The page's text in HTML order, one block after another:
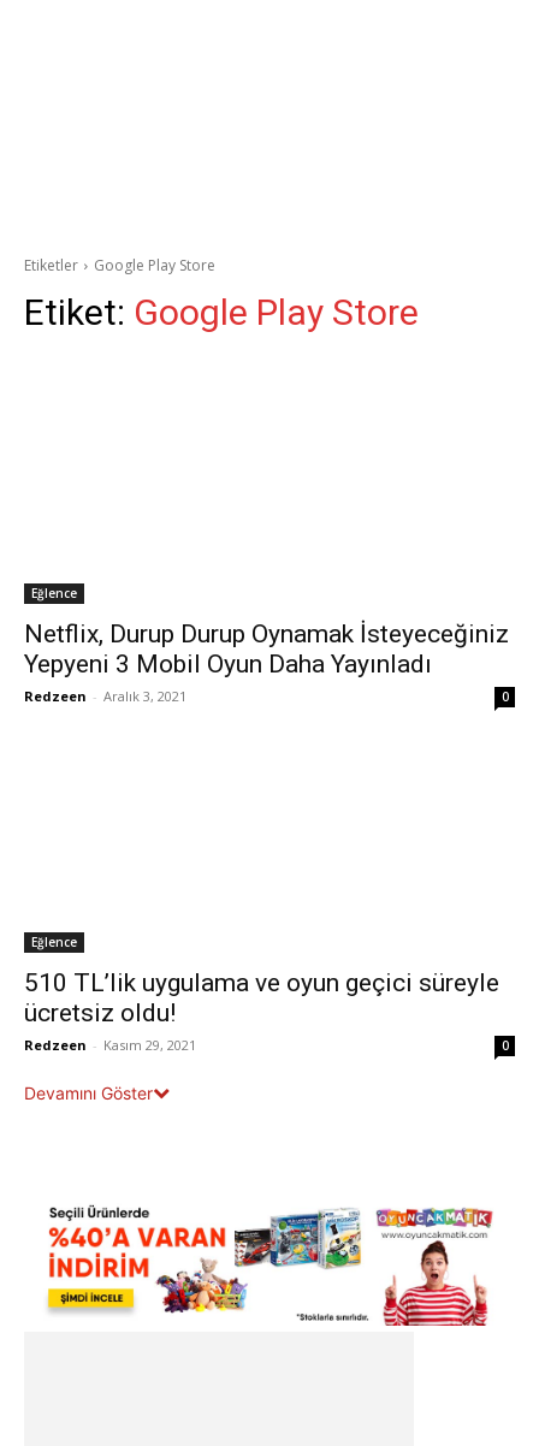
Etiketler Google Play Store
Etiket: Google Play Store
Eğlence
Netflix, Durup Durup Oynamak İsteyeceğiniz
Yepyeni 3 Mobil Oyun Daha Yayınladı
Redzeen - Aralık 3, 2021 0
Eğlence
510 TL’lik uygulama ve oyun geçici süreyle
ücretsiz oldu!
Redzeen - Kasım 29, 2021 0
Devamını Göster